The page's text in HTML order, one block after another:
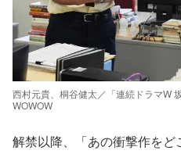
西村元貴、桐谷健太／「連続ドラマW
WOWOW
解禁以降、「あの衝撃作を